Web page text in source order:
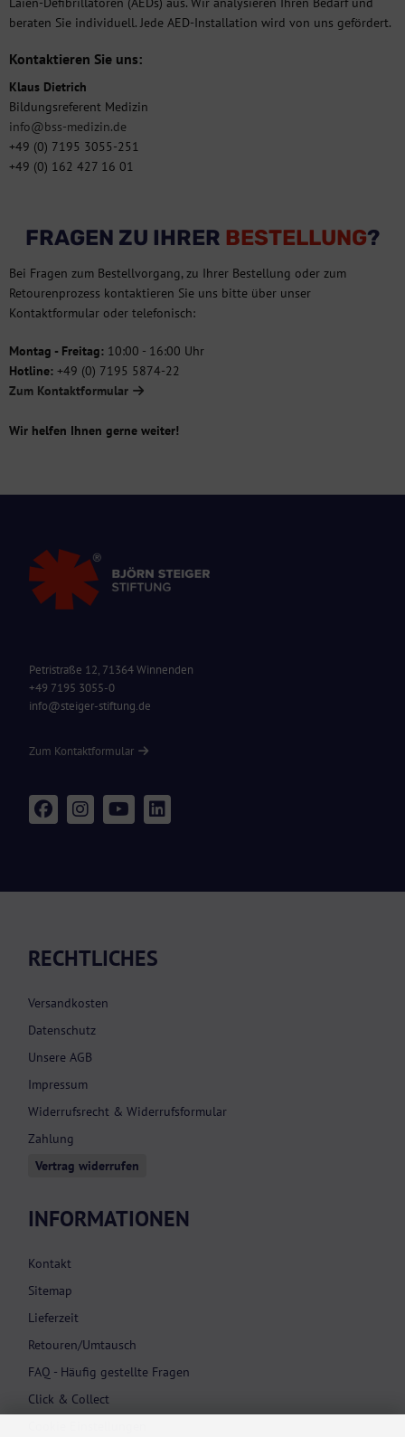
beraten Sie individuell. Jede AED-Installation wird von uns gefördert.
Kontaktieren Sie uns:
Klaus Dietrich
Bildungsreferent Medizin
info@bss-medizin.de
+49 (0) 7195 3055-251
+49 (0) 162 427 16 01
FRAGEN ZU IHRER BESTELLUNG?
Bei Fragen zum Bestellvorgang, zu Ihrer Bestellung oder zum
Retourenprozess kontaktieren Sie uns bitte über unser
Kontaktformular oder telefonisch:
Montag - Freitag: 10:00 - 16:00 Uhr
Hotline: +49 (0) 7195 5874-22
Zum Kontaktformular
Wir helfen Ihnen gerne weiter!
Petristraße 12, 71364 Winnenden
+49 7195 3055-0
info@steiger-stiftung.de
Zum Kontaktformular
RECHTLICHES
Versandkosten
Datenschutz
Unsere AGB
Impressum
Widerrufsrecht & Widerrufsformular
Zahlung
Vertrag widerrufen
INFORMATIONEN
Kontakt
Sitemap
Lieferzeit
Retouren/Umtausch
FAQ - Häufig gestellte Fragen
Click & Collect